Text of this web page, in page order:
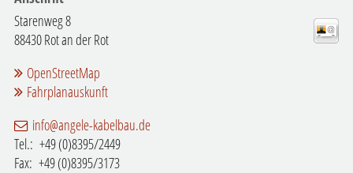
Starenweg 8
88430Rot an der Rot
OpenStreetMap
Fahrplanauskunft
info@angele-kabelbau.de
Tel.: +49 (0)8395/2449
Fax: +49 (0)8395/3173